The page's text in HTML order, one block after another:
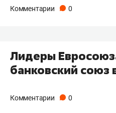
Комментарии 0
Лидеры
банковский союз
Комментарии 0